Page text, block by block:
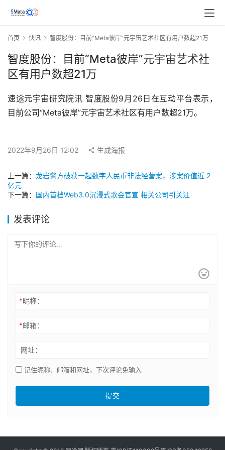
首页 快讯 智度股份：目前“Meta彼岸”元宇宙艺术社区有用户数超21万
智度股份：目前“Meta彼岸”元宇宙艺术社
区有用户数超21万
速途元宇宙研究院讯 智度股份9月26日在互动平台表示，
目前公司“Meta彼岸”元宇宙艺术社区有用户数超21万。
2022年9月26日 12:02 生成海报
上一篇： 龙岩警方破获一起数字人民币非法经营案，涉案价值近 2
亿元
下一篇： 国内首档Web3.0沉浸式歌会官宣 相关公司引关注
发表评论
*昵称：
*邮箱：
网址：
记住昵称、邮箱和网址，下次评论免输入
提交